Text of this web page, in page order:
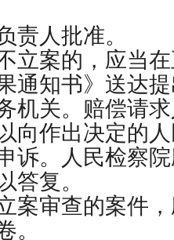
责人批准。
立案的，应当
通知书》送达
机关。赔偿请
向作出决定的
诉。人民检察
答复。
审查的案件，
。